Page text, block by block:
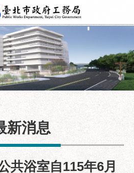
新消息
共浴室自115年6月